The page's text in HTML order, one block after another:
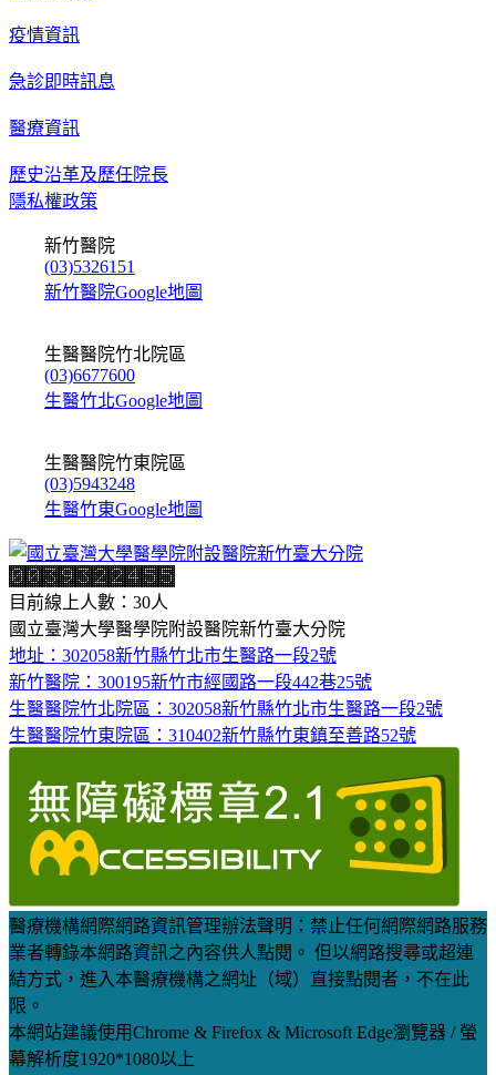
疫情資訊
急診即時訊息
醫療資訊
歷史沿革及歷任院長
隱私權政策
新竹醫院
(03)5326151
新竹醫院Google地圖
生醫醫院竹北院區
(03)6677600
生醫竹北Google地圖
生醫醫院竹東院區
(03)5943248
生醫竹東Google地圖
目前線上人數：30人
國立臺灣大學醫學院附設醫院新竹臺大分院
地址：302058新竹縣竹北市生醫路一段2號
新竹醫院：300195新竹市經國路一段442巷25號
生醫醫院竹北院區：302058新竹縣竹北市生醫路一段2號
生醫醫院竹東院區：310402新竹縣竹東鎮至善路52號
醫療機構網際網路資訊管理辦法聲明：禁止任何網際網路服務
業者轉錄本網路資訊之內容供人點閱。 但以網路搜尋或超連
結方式，進入本醫療機構之網址（域）直接點閱者，不在此
限。
本網站建議使用Chrome & Firefox & Microsoft Edge瀏覽器 / 螢
幕解析度1920*1080以上